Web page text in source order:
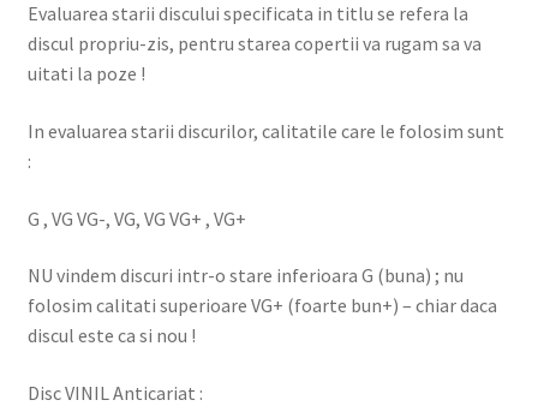
Evaluarea starii discului specificata in titlu se refera la
discul propriu-zis, pentru starea copertii va rugam sa va
uitati la poze !
In evaluarea starii discurilor, calitatile care le folosim sunt
:
G , VG VG-, VG, VG VG+ , VG+
NU vindem discuri intr-o stare inferioara G (buna) ; nu
folosim calitati superioare VG+ (foarte bun+) – chiar daca
discul este ca si nou !
Disc VINIL Anticariat :